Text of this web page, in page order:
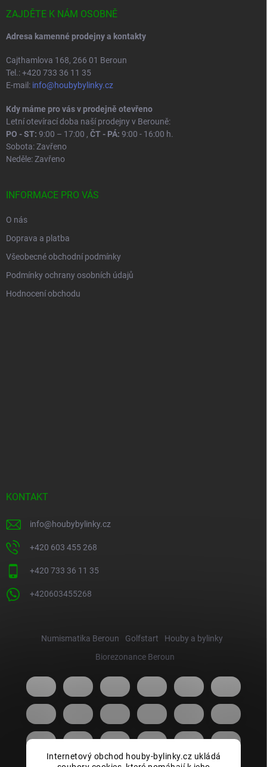
Internetový obchod houby-bylinky.cz ukládá
ZAJDĚTE K NÁM OSOBNĚ
Adresa kamenné prodejny a kontakty
Cajthamlova 168, 266 01 Beroun
Tel.: +420 733 36 11 35
E-mail: info@houbybylinky.cz
Kdy máme pro vás v prodejně otevřeno
Letní otevírací doba naší prodejny v Berouně:
PO - ST: 9:00 – 17:00 , ČT - PÁ: 9:00 - 16:00 h.
Sobota: Zavřeno
Neděle: Zavřeno
INFORMACE PRO VÁS
O nás
Doprava a platba
Všeobecné obchodní podmínky
Podmínky ochrany osobních údajů
Hodnocení obchodu
KONTAKT
info@houbybylinky.cz
+420 603 455 268
+420 733 36 11 35
+420603455268
Numismatika Beroun Golfstart
Houby a bylinky
Biorezonance Beroun